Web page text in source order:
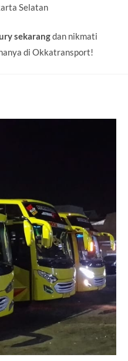
Selatan
sekarangdan nikmati
di Okkatransport!